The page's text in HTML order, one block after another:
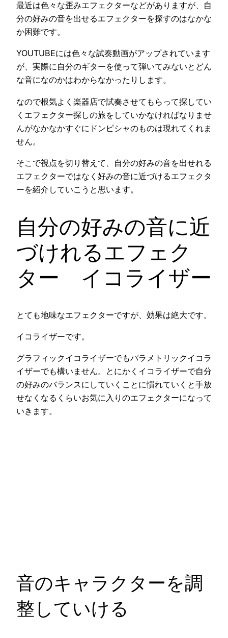
最近は色々な歪みエフェクターなどがありますが、自
分の好みの音を出せるエフェクターを探すのはなかな
か困難です。
YOUTUBEには色々な試奏動画がアップされています
が、実際に自分のギターを使って弾いてみないとどん
な音になのかはわからなかったりします。
なので根気よく楽器店で試奏させてもらって探してい
くエフェクター探しの旅をしていかなければなりませ
んがなかなかすぐにドンピシャのものは現れてくれま
せん。
そこで視点を切り替えて、自分の好みの音を出せれる
エフェクターではなく好みの音に近づけるエフェクタ
ーを紹介していこうと思います。
自分の好みの音に近
づけれるエフェク
ター イコライザー
とても地味なエフェクターですが、効果は絶大です。
イコライザーです。
グラフィックイコライザーでもパラメトリックイコラ
イザーでも構いません。とにかくイコライザーで自分
の好みのバランスにしていくことに慣れていくと手放
せなくなるくらいお気に入りのエフェクターになって
いきます。
音のキャラクターを調
整していける